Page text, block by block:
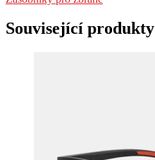
Související produkty